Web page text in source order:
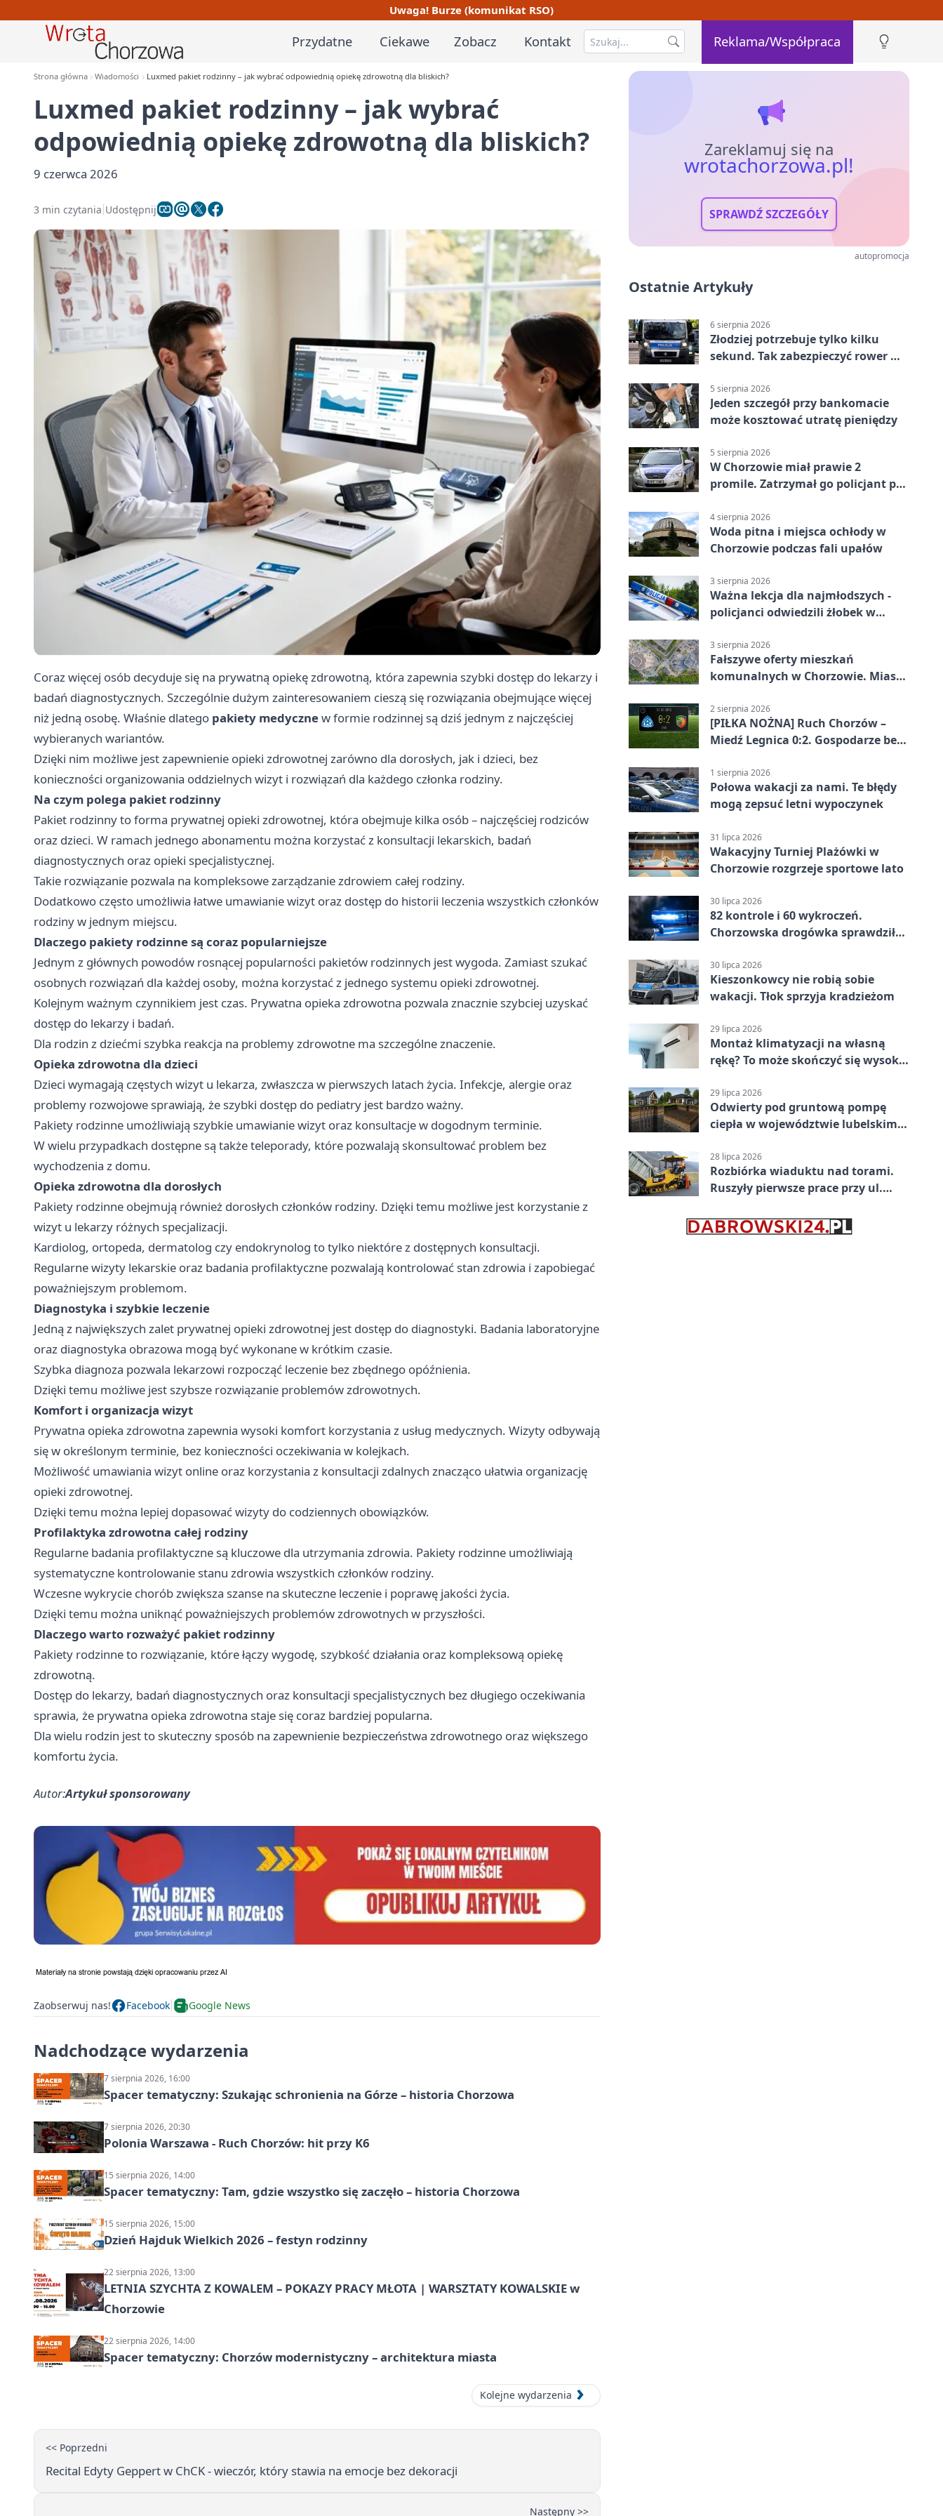
Uwaga! Burze (komunikat RSO)
Przydatne Ciekawe Zobacz Kontakt Reklama/Współpraca
Strona główna Wiadomości Luxmed pakiet rodzinny – jak wybrać odpowiednią opiekę zdrowotną dla bliskich?
Luxmed pakiet rodzinny – jak wybrać
odpowiednią opiekę zdrowotną dla bliskich?
9 czerwca 2026
3 min czytania Udostępnij
Coraz więcej osób decyduje się na prywatną opiekę zdrowotną, która zapewnia szybki dostęp do lekarzy i
badań diagnostycznych. Szczególnie dużym zainteresowaniem cieszą się rozwiązania obejmujące więcej
niż jedną osobę. Właśnie dlatego pakiety medycznew formie rodzinnej są dziś jednym z najczęściej
wybieranych wariantów.
Dzięki nim możliwe jest zapewnienie opieki zdrowotnej zarówno dla dorosłych, jak i dzieci, bez
konieczności organizowania oddzielnych wizyt i rozwiązań dla każdego członka rodziny.
Na czym polega pakiet rodzinny
Pakiet rodzinny to forma prywatnej opieki zdrowotnej, która obejmuje kilka osób – najczęściej rodziców
oraz dzieci. W ramach jednego abonamentu można korzystać z konsultacji lekarskich, badań
diagnostycznych oraz opieki specjalistycznej.
Takie rozwiązanie pozwala na kompleksowe zarządzanie zdrowiem całej rodziny.
Dodatkowo często umożliwia łatwe umawianie wizyt oraz dostęp do historii leczenia wszystkich członków
rodziny w jednym miejscu.
Dlaczego pakiety rodzinne są coraz popularniejsze
Jednym z głównych powodów rosnącej popularności pakietów rodzinnych jest wygoda. Zamiast szukać
osobnych rozwiązań dla każdej osoby, można korzystać z jednego systemu opieki zdrowotnej.
Kolejnym ważnym czynnikiem jest czas. Prywatna opieka zdrowotna pozwala znacznie szybciej uzyskać
dostęp do lekarzy i badań.
Dla rodzin z dziećmi szybka reakcja na problemy zdrowotne ma szczególne znaczenie.
Opieka zdrowotna dla dzieci
Dzieci wymagają częstych wizyt u lekarza, zwłaszcza w pierwszych latach życia. Infekcje, alergie oraz
problemy rozwojowe sprawiają, że szybki dostęp do pediatry jest bardzo ważny.
Pakiety rodzinne umożliwiają szybkie umawianie wizyt oraz konsultacje w dogodnym terminie.
W wielu przypadkach dostępne są także teleporady, które pozwalają skonsultować problem bez
wychodzenia z domu.
Opieka zdrowotna dla dorosłych
Pakiety rodzinne obejmują również dorosłych członków rodziny. Dzięki temu możliwe jest korzystanie z
wizyt u lekarzy różnych specjalizacji.
Kardiolog, ortopeda, dermatolog czy endokrynolog to tylko niektóre z dostępnych konsultacji.
Regularne wizyty lekarskie oraz badania profilaktyczne pozwalają kontrolować stan zdrowia i zapobiegać
poważniejszym problemom.
Diagnostyka i szybkie leczenie
Jedną z największych zalet prywatnej opieki zdrowotnej jest dostęp do diagnostyki. Badania laboratoryjne
oraz diagnostyka obrazowa mogą być wykonane w krótkim czasie.
Szybka diagnoza pozwala lekarzowi rozpocząć leczenie bez zbędnego opóźnienia.
Dzięki temu możliwe jest szybsze rozwiązanie problemów zdrowotnych.
Komfort i organizacja wizyt
Prywatna opieka zdrowotna zapewnia wysoki komfort korzystania z usług medycznych. Wizyty odbywają
się w określonym terminie, bez konieczności oczekiwania w kolejkach.
Możliwość umawiania wizyt online oraz korzystania z konsultacji zdalnych znacząco ułatwia organizację
opieki zdrowotnej.
Dzięki temu można lepiej dopasować wizyty do codziennych obowiązków.
Profilaktyka zdrowotna całej rodziny
Regularne badania profilaktyczne są kluczowe dla utrzymania zdrowia. Pakiety rodzinne umożliwiają
systematyczne kontrolowanie stanu zdrowia wszystkich członków rodziny.
Wczesne wykrycie chorób zwiększa szanse na skuteczne leczenie i poprawę jakości życia.
Dzięki temu można uniknąć poważniejszych problemów zdrowotnych w przyszłości.
Dlaczego warto rozważyć pakiet rodzinny
Pakiety rodzinne to rozwiązanie, które łączy wygodę, szybkość działania oraz kompleksową opiekę
zdrowotną.
Dostęp do lekarzy, badań diagnostycznych oraz konsultacji specjalistycznych bez długiego oczekiwania
sprawia, że prywatna opieka zdrowotna staje się coraz bardziej popularna.
Dla wielu rodzin jest to skuteczny sposób na zapewnienie bezpieczeństwa zdrowotnego oraz większego
komfortu życia.
Autor:Artykuł sponsorowany
Zaobserwuj nas! Facebook Google News
Nadchodzące wydarzenia
7 sierpnia 2026, 16:00
Spacer tematyczny: Szukając schronienia na Górze – historia Chorzowa
7 sierpnia 2026, 20:30
Polonia Warszawa - Ruch Chorzów: hit przy K6
15 sierpnia 2026, 14:00
Spacer tematyczny: Tam, gdzie wszystko się zaczęło – historia Chorzowa
15 sierpnia 2026, 15:00
Dzień Hajduk Wielkich 2026 – festyn rodzinny
22 sierpnia 2026, 13:00
LETNIA SZYCHTA Z KOWALEM – POKAZY PRACY MŁOTA | WARSZTATY KOWALSKIE w
Chorzowie
22 sierpnia 2026, 14:00
Spacer tematyczny: Chorzów modernistyczny – architektura miasta
Kolejne wydarzenia
<< Poprzedni
Recital Edyty Geppert w ChCK - wieczór, który stawia na emocje bez dekoracji
Następny >>
Zareklamuj się na
wrotachorzowa.pl!
SPRAWDŹ SZCZEGÓŁY
autopromocja
Ostatnie Artykuły
6 sierpnia 2026
Złodziej potrzebuje tylko kilku
sekund. Tak zabezpieczyć rower w
5 sierpnia 2026
Jeden szczegół przy bankomacie
może kosztować utratę pieniędzy
5 sierpnia 2026
W Chorzowie miał prawie 2
promile. Zatrzymał go policjant po
4 sierpnia 2026
Woda pitna i miejsca ochłody w
Chorzowie podczas fali upałów
3 sierpnia 2026
Ważna lekcja dla najmłodszych -
policjanci odwiedzili żłobek w
3 sierpnia 2026
Fałszywe oferty mieszkań
komunalnych w Chorzowie. Miasto
2 sierpnia 2026
[PIŁKA NOŻNA] Ruch Chorzów –
Miedź Legnica 0:2. Gospodarze bez
1 sierpnia 2026
Połowa wakacji za nami. Te błędy
mogą zepsuć letni wypoczynek
31 lipca 2026
Wakacyjny Turniej Plażówki w
Chorzowie rozgrzeje sportowe lato
30 lipca 2026
82 kontrole i 60 wykroczeń.
Chorzowska drogówka sprawdziła
30 lipca 2026
Kieszonkowcy nie robią sobie
wakacji. Tłok sprzyja kradzieżom
29 lipca 2026
Montaż klimatyzacji na własną
rękę? To może skończyć się wysoką
29 lipca 2026
Odwierty pod gruntową pompę
ciepła w województwie lubelskim -
28 lipca 2026
Rozbiórka wiaduktu nad torami.
Ruszyły pierwsze prace przy ul.